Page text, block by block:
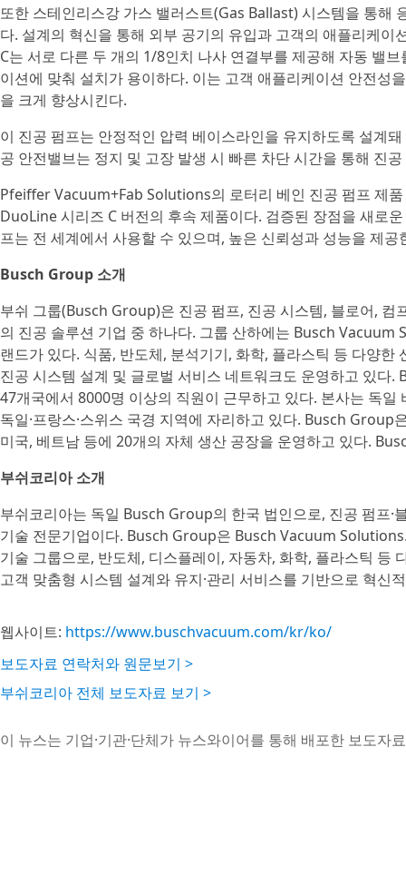
또한 스테인리스강 가스 밸러스트(Gas Ballast) 시스템을 통해
다. 설계의 혁신을 통해 외부 공기의 유입과 고객의 애플리케
C는 서로 다른 두 개의 1/8인치 나사 연결부를 제공해 자동 밸
이션에 맞춰 설치가 용이하다. 이는 고객 애플리케이션 안전성
을 크게 향상시킨다.
이 진공 펌프는 안정적인 압력 베이스라인을 유지하도록 설계
공 안전밸브는 정지 및 고장 발생 시 빠른 차단 시간을 통해 진
Pfeiffer Vacuum+Fab Solutions의 로터리 베인 진공 펌프 제
DuoLine 시리즈 C 버전의 후속 제품이다. 검증된 장점을 새로
프는 전 세계에서 사용할 수 있으며, 높은 신뢰성과 성능을 제공
Busch Group 소개
부쉬 그룹(Busch Group)은 진공 펌프, 진공 시스템, 블로어,
의 진공 솔루션 기업 중 하나다. 그룹 산하에는 Busch
랜드가 있다. 식품, 반도체, 분석기기, 화학, 플라스틱 등 다양
진공 시스템 설계 및 글로벌 서비스 네트워크도 운영하고 있
47개국에서 8000명 이상의 직원이 근무하고 있다. 본사는 독
독일·프랑스·스위스 국경 지역에 자리하고 있다. Busch
미국, 베트남 등에 20개의 자체 생산 공장을 운영하고 있다.
부쉬코리아 소개
부쉬코리아는 독일 Busch Group의 한국 법인으로, 진공 펌프·
기술 전문기업이다. Busch Group은 Busch Vacuum
기술 그룹으로, 반도체, 디스플레이, 자동차, 화학, 플라스틱 등
고객 맞춤형 시스템 설계와 유지·관리 서비스를 기반으로 혁신
웹사이트: https://www.buschvacuum.com/kr/ko/
보도자료 연락처와 원문보기 >
부쉬코리아 전체 보도자료 보기 >
이 뉴스는 기업·기관·단체가 뉴스와이어를 통해 배포한 보도자